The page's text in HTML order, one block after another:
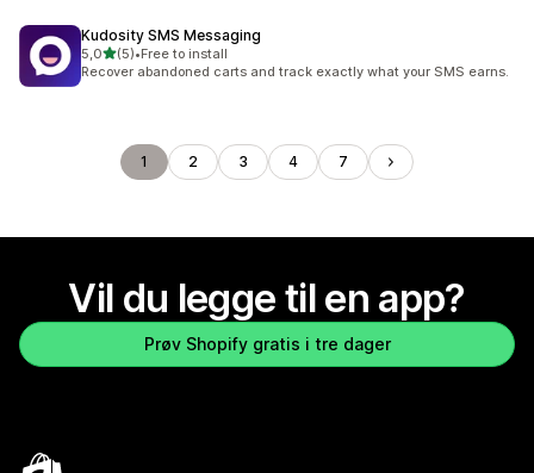
Kudosity SMS Messaging
5,0av 5 stjerner
(5)
Totalt 5 omtaler
•Free to install
Recover abandoned carts and track exactly what your SMS earns.
1 2 3 4 7
Vil du legge til en app?
Prøv Shopify gratis i tre dager